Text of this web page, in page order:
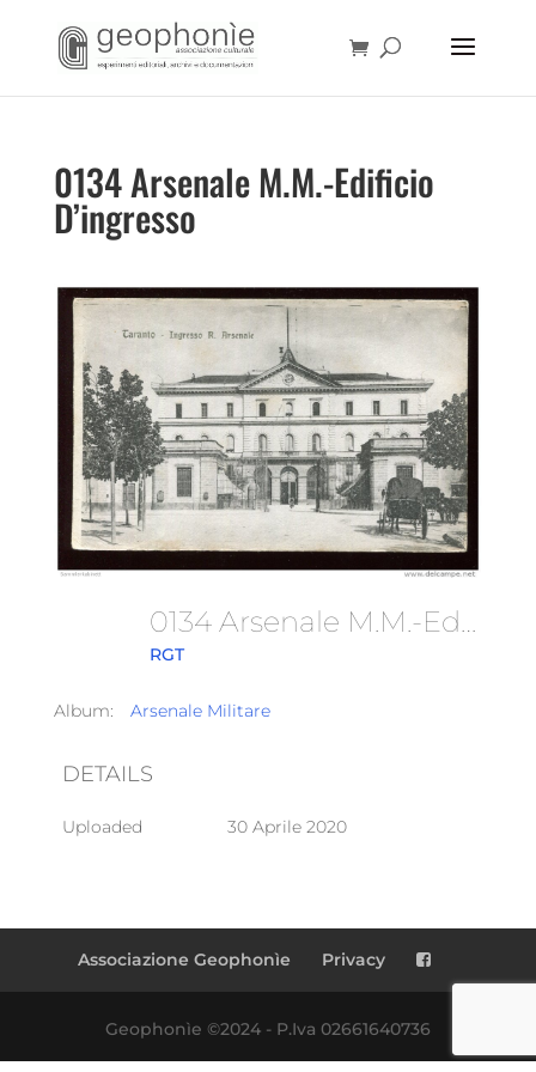
0134 Arsenale M.M.-Edificio
D’ingresso
0134 Arsenale M.M.-Edificio D\'ingresso
RGT
Album: Arsenale Militare
DETAILS
Uploaded 30 Aprile 2020
Associazione Geophonìe Privacy
Geophonìe ©2024 - P.Iva 02661640736